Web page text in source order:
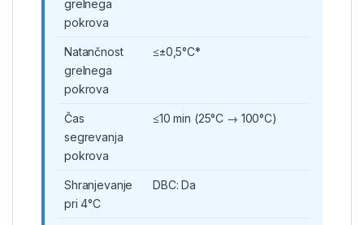
grelnega
pokrova
Natančnost
grelnega
pokrova
≤±0,5°C*
Čas
segrevanja
pokrova
≤10 min (25°C → 100°C)
Shranjevanje
pri 4°C
DBC: Da